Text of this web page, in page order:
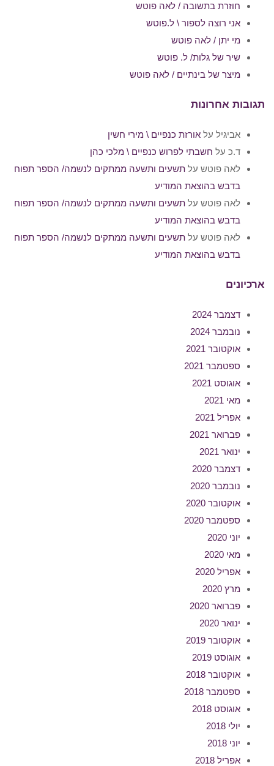
חוזרת בתשובה / לאה פוטש
אני רוצה לספור \ ל.פוטש
מי יתן / לאה פוטש
שיר של גלות/ ל. פוטש
מיצר של בינתיים / לאה פוטש
תגובות אחרונות
אביגיל על אורזת כנפיים \ מירי חשין
ד.כ על חשבתי לפרוש כנפיים \ מלכי כהן
לאה פוטש על תשעים ותשעה ממתקים לנשמה/ הספר תפוח
בדבש בהוצאת המודיע
לאה פוטש על תשעים ותשעה ממתקים לנשמה/ הספר תפוח
בדבש בהוצאת המודיע
לאה פוטש על תשעים ותשעה ממתקים לנשמה/ הספר תפוח
בדבש בהוצאת המודיע
ארכיונים
דצמבר 2024
נובמבר 2024
אוקטובר 2021
ספטמבר 2021
אוגוסט 2021
מאי 2021
אפריל 2021
פברואר 2021
ינואר 2021
דצמבר 2020
נובמבר 2020
אוקטובר 2020
ספטמבר 2020
יוני 2020
מאי 2020
אפריל 2020
מרץ 2020
פברואר 2020
ינואר 2020
אוקטובר 2019
אוגוסט 2019
אוקטובר 2018
ספטמבר 2018
אוגוסט 2018
יולי 2018
יוני 2018
אפריל 2018